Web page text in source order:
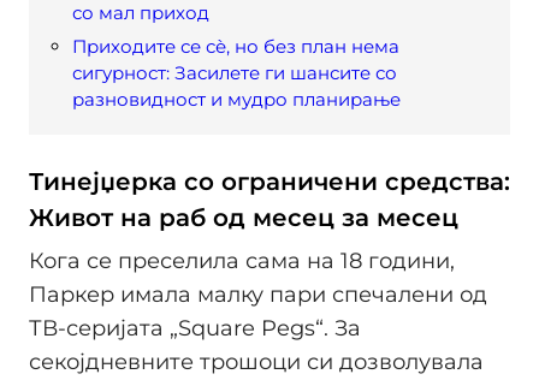
со мал приход
Приходите се сѐ, но без план нема
сигурност: Засилете ги шансите со
разновидност и мудро планирање
Тинејџерка со ограничени средства:
Живот на раб од месец за месец
Кога се преселила сама на 18 години,
Паркер имала малку пари спечалени од
ТВ-серијата „Square Pegs“. За
секојдневните трошоци си дозволувала